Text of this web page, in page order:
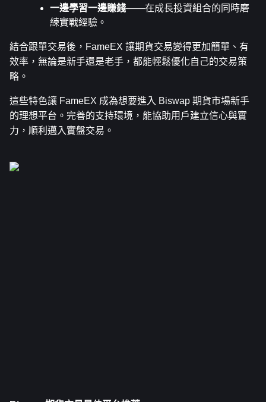
一邊學習一邊賺錢——在成長投資組合的同時磨
練實戰經驗。
結合跟單交易後，FameEX 讓期貨交易變得更加簡單、有
效率，無論是新手還是老手，都能輕鬆優化自己的交易策
略。
這些特色讓 FameEX 成為想要進入 Biswap 期貨市場新手
的理想平台。完善的支持環境，能協助用戶建立信心與實
力，順利邁入實盤交易。